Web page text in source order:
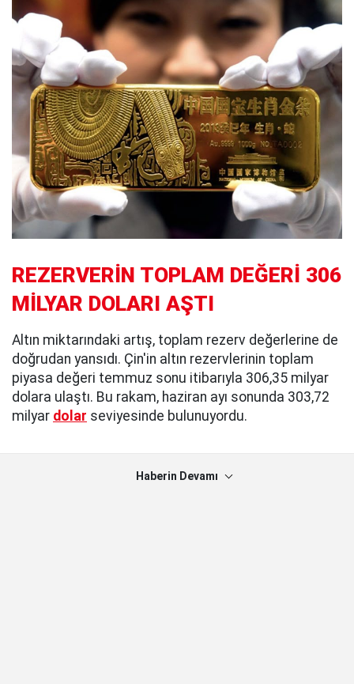
REZERVERİN TOPLAM DEĞERİ 306
MİLYAR DOLARI AŞTI
Altın miktarındaki artış, toplam rezerv değerlerine de
doğrudan yansıdı. Çin'in altın rezervlerinin toplam
piyasa değeri temmuz sonu itibarıyla 306,35 milyar
dolara ulaştı. Bu rakam, haziran ayı sonunda 303,72
milyar dolar seviyesinde bulunuyordu.
Haberin Devamı